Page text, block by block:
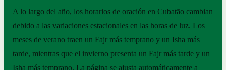
A lo largo del año, los horarios de oración en Cubatão cambian
debido a las variaciones estacionales en las horas de luz. Los
meses de verano traen un Fajr más temprano y un Isha más
tarde, mientras que el invierno presenta un Fajr más tarde y un
Isha más temprano. La página se ajusta automáticamente a